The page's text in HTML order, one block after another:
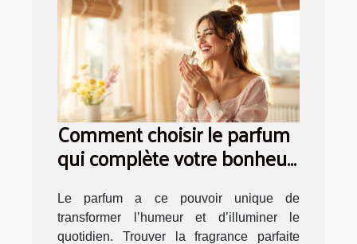
Comment choisir le parfum
qui complète votre bonheur
quotidien ?
Le parfum a ce pouvoir unique de
transformer l’humeur et d’illuminer le
quotidien. Trouver la fragrance parfaite